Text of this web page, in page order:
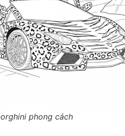
phong cách